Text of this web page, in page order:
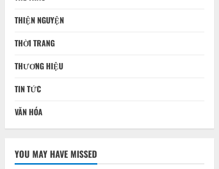
THIỆN NGUYỆN
THỜI TRANG
THƯƠNG HIỆU
TIN TỨC
VĂN HÓA
YOU MAY HAVE MISSED